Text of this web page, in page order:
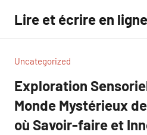
contenu
Lire et écrire en ligne
Uncategorized
Exploration
Monde Mystérieux
où Savoir-faire et